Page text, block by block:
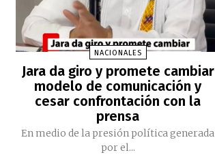
NACIONALES
Jara da giro y promete cambiar
modelo de comunicación y
cesar confrontación con la
prensa
En medio de la presión política generada
por el...